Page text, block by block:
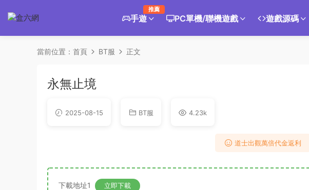
手遊
推薦
PC單機/聯機遊戲 遊戲源碼
當前位置： 首頁 BT服 正文
永無止境
2025-08-15 BT服 4.23k
道士出觀萬倍代金返利
下載地址1 立即下載